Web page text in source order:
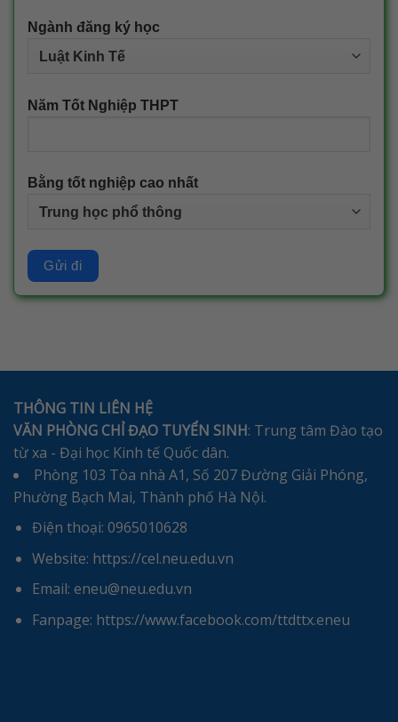
Ngành đăng ký học
Năm Tốt Nghiệp THPT
Bằng tốt nghiệp cao nhất
THÔNG TIN LIÊN HỆ
VĂN PHÒNG CHỈ ĐẠO TUYỂN SINH: Trung tâm Đào tạo
từ xa - Đại học Kinh tế Quốc dân.
Phòng 103 Tòa nhà A1, Số 207 Đường Giải Phóng,
Phường Bạch Mai, Thành phố Hà Nội.
Điện thoại: 0965010628
Website: https://cel.neu.edu.vn
Email: eneu@neu.edu.vn
Fanpage: https://www.facebook.com/ttdttx.eneu